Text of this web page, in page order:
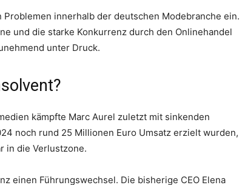
innerhalb der deutschen Modebranche ein.
und die starke Konkurrenz durch den Onlinehandel
unter Druck.
kämpfte Marc Aurel zuletzt mit sinkenden
noch rund 25 Millionen Euro Umsatz erzielt wurden,
in die Verlustzone.
einen Führungswechsel. Die bisherige CEO Elena